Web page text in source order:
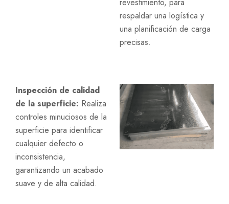
respaldar una logística y
una planificación de carga
precisas.
Inspección de calidad
de la superficie: Realiza
controles minuciosos de la
superficie para identificar
cualquier defecto o
inconsistencia,
garantizando un acabado
suave y de alta calidad.